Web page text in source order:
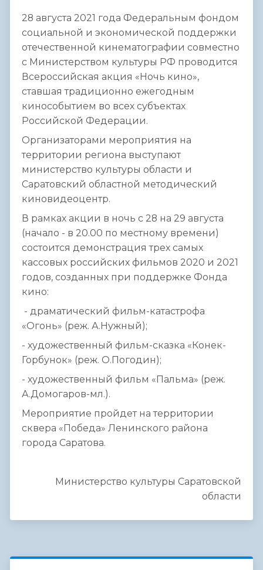
28 августа 2021 года Федеральным фондом
социальной и экономической поддержки
отечественной кинематографии совместно
с Министерством культуры РФ проводится
Всероссийская акция «Ночь кино»,
ставшая традиционно ежегодным
кинособытием во всех субъектах
Российской Федерации.
Организаторами мероприятия на
территории региона выступают
министерство культуры области и
Саратовский областной методический
киновидеоцентр.
В рамках акции в ночь с 28 на 29 августа
(начало - в 20.00 по местному времени)
состоится демонстрация трех самых
кассовых российских фильмов 2020 и 2021
годов, созданных при поддержке Фонда
кино:
- драматический фильм-катастрофа
«Огонь» (реж. А.Нужный);
- художественный фильм-сказка «Конек-
Горбунок» (реж. О.Погодин);
- художественный фильм «Пальма» (реж.
А.Домогаров-мл.).
Мероприятие пройдет на территории
сквера «Победа» Ленинского района
города Саратова.
Министерство культуры Саратовской
области